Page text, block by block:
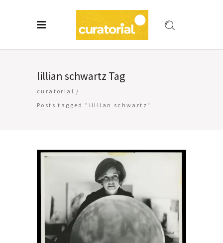
lillian schwartz Tag
curatorial /
Posts tagged "lillian schwartz"